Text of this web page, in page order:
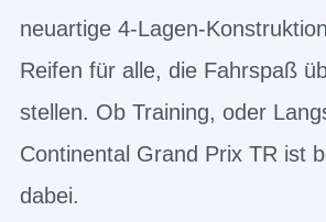
neuartige 4-Lagen-
Reifen für alle, die Fahrspaß
stellen. Ob Training, oder
Continental Grand Prix TR ist
dabei.